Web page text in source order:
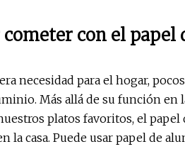
cometer con el
necesidad para el hogar,
Más allá de su función en
platos favoritos, el
la casa. Puede usar papel de